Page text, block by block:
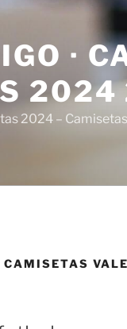
·
2024 –
CAMISETAS